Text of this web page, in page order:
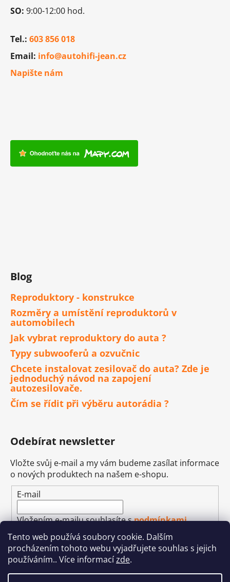
Tento web používá soubory cookie. Dalším
procházením tohoto webu vyjadřujete souhlas s jejich
používáním.. Více informacízde.
SO: 9:00-12:00 hod.
Tel.: 603 856 018
Email: info@autohifi-jean.cz
Napište nám
Blog
Reproduktory - konstrukce
Rozměry a umístění reproduktorů v
automobilech
Jak vybrat reproduktory do auta ?
Typy subwooferů a ozvučnic
Chcete instalovat zesilovač do auta? Zde je
jednoduchý návod na zapojení
autozesilovače.
Čím se řídit při výběru autorádia ?
Odebírat newsletter
Vložte svůj e-mail a my vám budeme zasílat informace
o nových produktech na našem e-shopu.
E-mail
Vložením e-mailu souhlasíte spodmínkami
ochrany osobních údajů
PŘIHLÁSIT SE